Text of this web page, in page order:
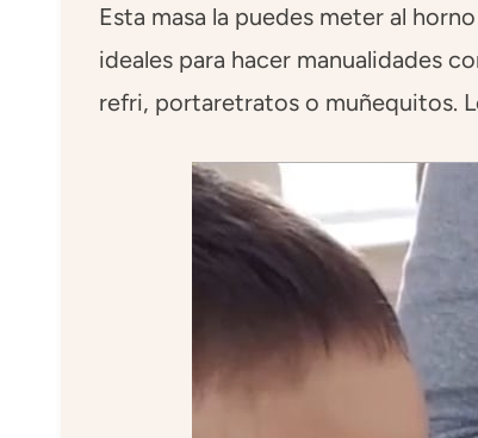
Esta masa la puedes meter al
ideales para hacer manualidades
refri, portaretratos o muñequitos.